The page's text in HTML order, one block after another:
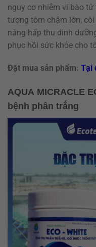
nguy cơ nhiễm vi bào
tượng tôm chậm lớn,
năng hấp thu dinh
phục hồi sức khỏe cho
Đặt mua sản phẩm: Tại
AQUA MICRACLE
bệnh phân trắng